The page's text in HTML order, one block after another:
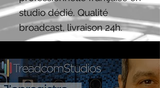
studio dédié. Qualité
broadcast, livraison 24h.